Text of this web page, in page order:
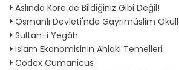
Aslında Kore de Bildiğiniz Gibi Değil!
Osmanlı Devleti'nde Gayrımüslim
Sultan-i Yegâh
İslam Ekonomisinin Ahlaki Temelleri
Codex Cumanicus